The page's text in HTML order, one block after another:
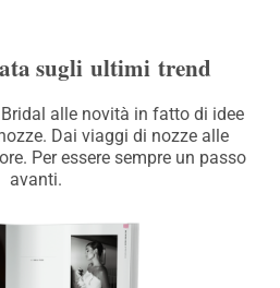
sugli ultimi trend
alle novità in fatto di idee
Dai viaggi di nozze alle
Per essere sempre un passo
avanti.